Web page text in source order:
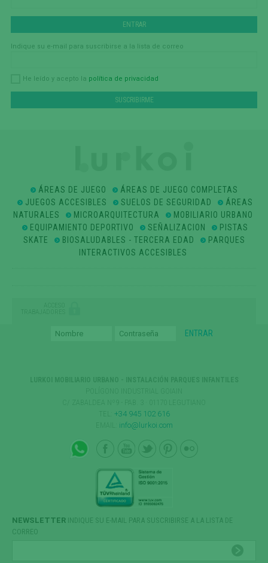
Indique su e-mail para suscribirse a la lista de correo
He leído y acepto la política de privacidad
ÁREAS DE JUEGO
ÁREAS DE JUEGO COMPLETAS
JUEGOS ACCESIBLES
SUELOS DE SEGURIDAD
ÁREAS
NATURALES
MICROARQUITECTURA
MOBILIARIO URBANO
EQUIPAMIENTO DEPORTIVO
SEÑALIZACION
PISTAS
SKATE
BIOSALUDABLES - TERCERA EDAD
PARQUES
INTERACTIVOS ACCESIBLES
ACCESO
TRABAJADORES
+34 945 102 616
info@lurkoi.com
NEWSLETTER INDIQUE SU E-MAIL PARA SUSCRIBIRSE A LA LISTA DE
CORREO